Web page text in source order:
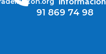
91 869 74 98